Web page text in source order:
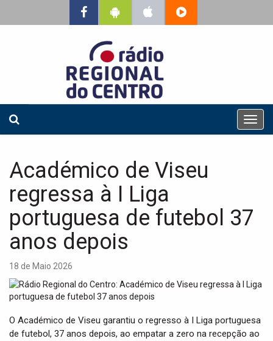
T
o
a
i
Académico de Viseu
regressa à I Liga
portuguesa de futebol 37
anos depois
18 de Maio 2026
O Académico de Viseu garantiu o regresso à I Liga portuguesa
de futebol, 37 anos depois, ao empatar a zero na recepção ao